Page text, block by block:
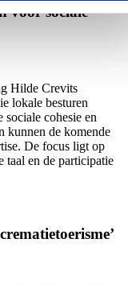
voor sociale
Hilde Crevits
lokale besturen
sociale cohesie en
kunnen de komende
De focus ligt op
taal en de participatie